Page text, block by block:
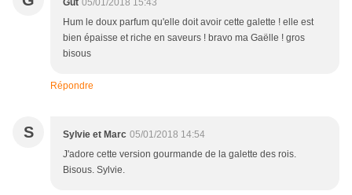
Gut 05/01/2018 15:43
Hum le doux parfum qu'elle doit avoir cette galette ! elle est
bien épaisse et riche en saveurs ! bravo ma Gaëlle ! gros
bisous
Répondre
S Sylvie et Marc 05/01/2018 14:54
J'adore cette version gourmande de la galette des rois.
Bisous. Sylvie.